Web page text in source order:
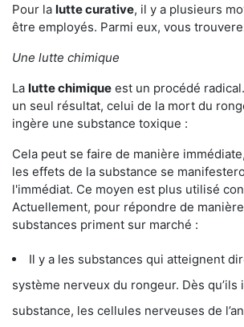
Pour la lutte curative, il y a plusieurs
être employés. Parmi eux, vous
Une lutte chimique
La lutte chimique est un procédé
un seul résultat, celui de la mort du
ingère une substance toxique :
Cela peut se faire de manière
les effets de la substance se
l'immédiat. Ce moyen est plus utilisé
Actuellement, pour répondre de
substances priment sur marché :
Il y a les substances qui atteignent
système nerveux du rongeur. Dès
substance, les cellules nerveuses de